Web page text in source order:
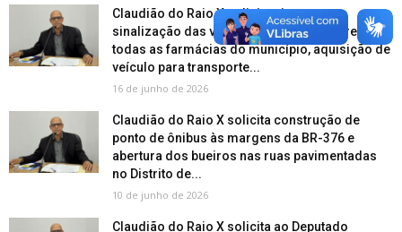
Claudião do Raio X solicita pintura e
sinalização das vagas reservadas em frente de
todas as farmácias do município, aquisição de
veículo para transporte...
16 de junho de 2026
Claudião do Raio X solicita construção de
ponto de ônibus às margens da BR-376 e
abertura dos bueiros nas ruas pavimentadas
no Distrito de...
10 de junho de 2026
Claudião do Raio X solicita ao Deputado